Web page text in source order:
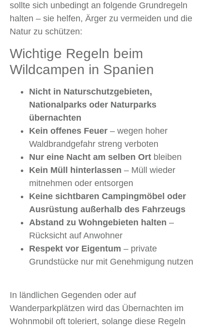
sollte sich unbedingt an folgende Grundregeln
halten – sie helfen, Ärger zu vermeiden und die
Natur zu schützen:
Wichtige Regeln beim
Wildcampen in Spanien
Nicht in Naturschutzgebieten,
Nationalparks oder Naturparks
übernachten
Kein offenes Feuer – wegen hoher
Waldbrandgefahr streng verboten
Nur eine Nacht am selben Ort bleiben
Kein Müll hinterlassen – Müll wieder
mitnehmen oder entsorgen
Keine sichtbaren Campingmöbel oder
Ausrüstung außerhalb des Fahrzeugs
Abstand zu Wohngebieten halten –
Rücksicht auf Anwohner
Respekt vor Eigentum – private
Grundstücke nur mit Genehmigung nutzen
In ländlichen Gegenden oder auf
Wanderparkplätzen wird das Übernachten im
Wohnmobil oft toleriert, solange diese Regeln